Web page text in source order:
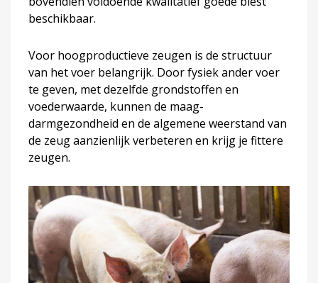
beschikbaar.
Voor hoogproductieve zeugen is de structuur
van het voer belangrijk. Door fysiek ander voer
te geven, met dezelfde grondstoffen en
voederwaarde, kunnen de maag-
darmgezondheid en de algemene weerstand van
de zeug aanzienlijk verbeteren en krijg je fittere
zeugen.